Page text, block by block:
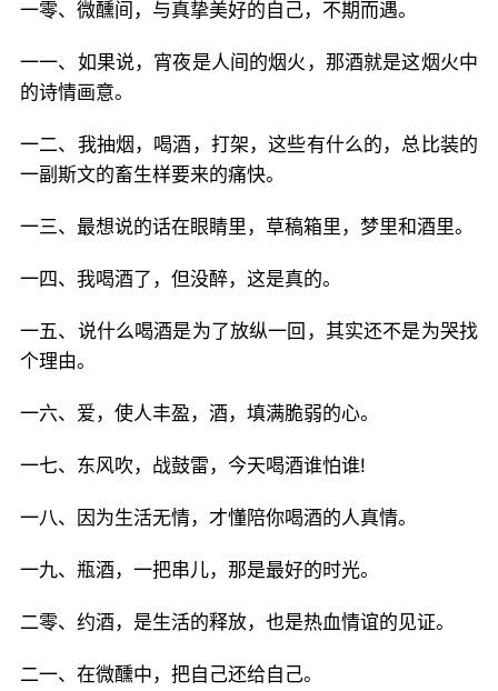
一零、微醺间，与真挚美好的自己，不期而遇。
一一、如果说，宵夜是人间的烟火，那酒就是这烟火中
的诗情画意。
一二、我抽烟，喝酒，打架，这些有什么的，总比装的
一副斯文的畜生样要来的痛快。
一三、最想说的话在眼睛里，草稿箱里，梦里和酒里。
一四、我喝酒了，但没醉，这是真的。
一五、说什么喝酒是为了放纵一回，其实还不是为哭找
个理由。
一六、爱，使人丰盈，酒，填满脆弱的心。
一七、东风吹，战鼓雷，今天喝酒谁怕谁!
一八、因为生活无情，才懂陪你喝酒的人真情。
一九、瓶酒，一把串儿，那是最好的时光。
二零、约酒，是生活的释放，也是热血情谊的见证。
二一、在微醺中，把自己还给自己。